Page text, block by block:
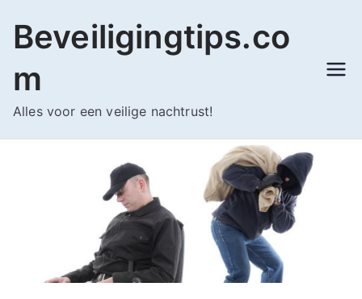
naar
inhoud
Beveiligingtips.co
m
Alles voor een veilige nachtrust!